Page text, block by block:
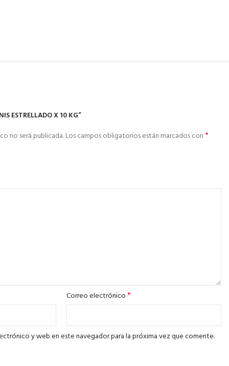
ESTRELLADO X 10 KG”
no será publicada.Los campos obligatorios están marcados con*
Correo electrónico*
y web en este navegador para la próxima vez que comente.